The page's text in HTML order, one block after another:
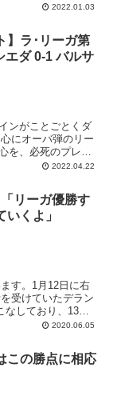
グ。試合終盤での
が見えてきた。
2022.01.03
】ラ･リーガ第
エダ 0-1 バルサ
ンがことごとくダ
にオーバ弾のリー
を、必死のプレー
回ってい...2022.04.22
リーガ優勝す
くよ」
す。1月12日に右
受けていたデラン
なしており、13日
モチベーションも十
2020.06.05
この勝点に相応